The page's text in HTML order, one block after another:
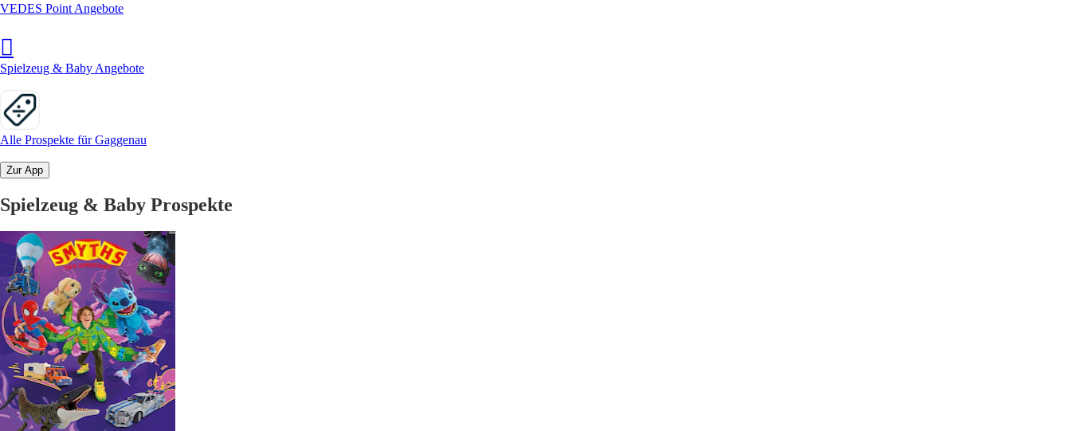
VEDES Point Angebote
Spielzeug & Baby Angebote
Alle Prospekte für Gaggenau
Zur App
Spielzeug & Baby Prospekte